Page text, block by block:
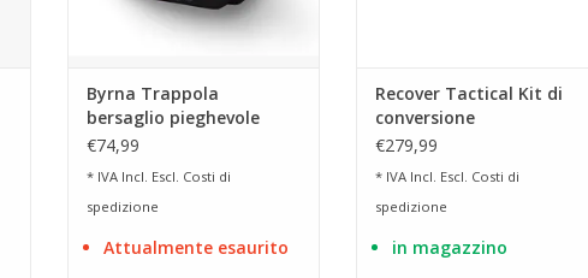
Byrna Trappola
bersaglio pieghevole
€74,99
* IVA Incl. Escl. Costi di
spedizione
Attualmente esaurito
Recover Tactical Kit di
conversione
stabilizzatore 20/21 NB
€279,99
* IVA Incl. Escl. Costi di
spedizione
in magazzino